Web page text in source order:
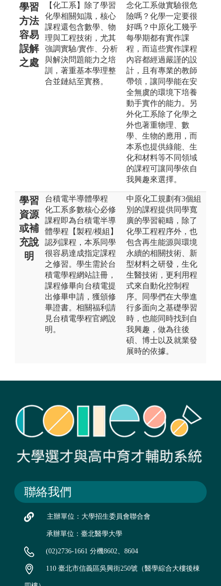
學習
方法
容易
誤解
之處
【化工系】除了學習
化學相關知識，核心
課程還包含數學、物
理與工程技術，尤其
強調實驗/實作、分析
與解決問題能力之培
訓，著重基本學理整
合並鏈結至實務。
念化工系做實驗很危
險嗎？化學一定要很
好嗎？中原化工幾乎
每學期都有實作課
程，而這些實作課程
內容都經過嚴謹的設
計，且有專業的教師
帶領，讓同學能在安
全無虞的環境下培養
動手實作的能力。另
外化工系除了化學之
外也著重物理、數
學、生物的應用，而
本系也提供綠能、生
化和材料等不同領域
的課程可讓同學依自
我興趣來選擇。
學習
資源
或補
充說
明
台積電半導體學程
化工系多數核心必修
課程即為台積電半導
體學程【製程/模組】
認列課程，本系同學
很容易達成指定課程
之修習。學生需於台
積電學程網站註冊，
課程修畢向台積電提
出修畢申請，獲頒修
畢證書。相關福利請
見台積電學程官網說
明。
中原化工規劃有3個組
別的課程提供同學寬
廣的學習範疇，除了
化學工程程序外，也
包含再生能源與環境
永續的相關技術、新
型材料之研發，生化
生醫技術，更利用程
式來自動化控制程
序。同學們在大學進
行多面向之基礎學習
時，也能同時找到自
我興趣，做為往後
碩、博士以及就業發
展時的依據。
聯絡我們
主辦單位：大學招生委員會聯合會
承辦單位：臺北醫學大學
(02)2736-1661 分機8602、8604
110 臺北市信義區吳興街250號（醫學綜合大樓後棟